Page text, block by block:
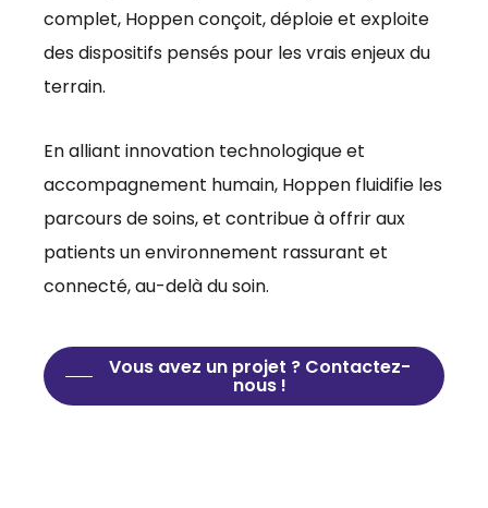
complet, Hoppen conçoit, déploie et exploite
des dispositifs pensés pour les vrais enjeux du
terrain.
En alliant innovation technologique et
accompagnement humain, Hoppen fluidifie les
parcours de soins, et contribue à offrir aux
patients un environnement rassurant et
connecté, au-delà du soin.
Vous avez un projet ? Contactez-
nous !